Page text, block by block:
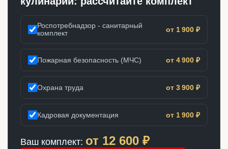
Роспотребнадзор - санитарный
комплект
от 1 900 ₽
Пожарная безопасность (МЧС) от 4 900 ₽
Охрана труда от 3 900 ₽
Кадровая документация от 1 900 ₽
Ваш комплект: от 12 600 ₽